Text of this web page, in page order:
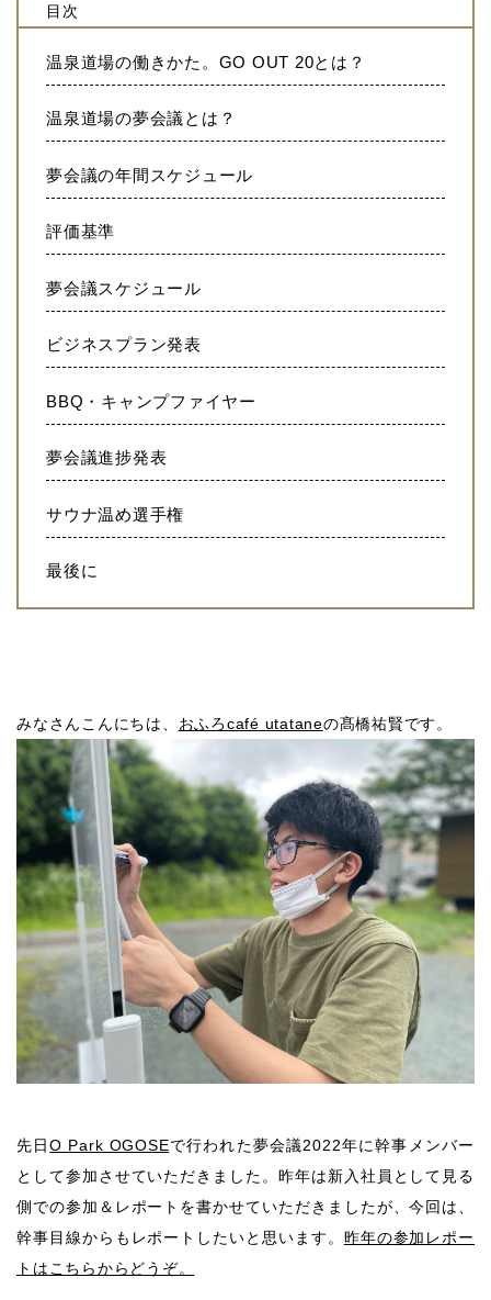
目次
温泉道場の働きかた。GO OUT 20とは？
温泉道場の夢会議とは？
夢会議の年間スケジュール
評価基準
夢会議スケジュール
ビジネスプラン発表
BBQ・キャンプファイヤー
夢会議進捗発表
サウナ温め選手権
最後に
みなさんこんにちは、 おふろcafé utataneの髙橋祐賢です。
先日O Park OGOSEで行われた夢会議2022年に幹事メンバー
として参加させていただきました。昨年は新入社員として見る
側での参加＆レポートを書かせていただきましたが、今回は、
幹事目線からもレポートしたいと思います。 昨年の参加レポー
トはこちらからどうぞ。